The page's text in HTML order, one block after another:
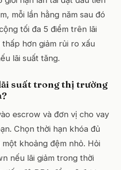
mỗi lần hằng năm sau đó
tối đa 5 điểm trên lãi
thấp hơn giảm rủi ro xấu
lãi suất tăng.
suất trong thị trường
escrow và đơn vị cho vay
Chọn thời hạn khóa đủ
khoảng đệm nhỏ. Hỏi
nếu lãi giảm trong thời